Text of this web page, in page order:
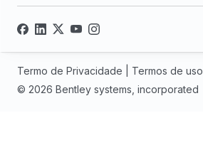
© 2026 Bentley systems, incorporated
Termo de Privacidade Termos de uso